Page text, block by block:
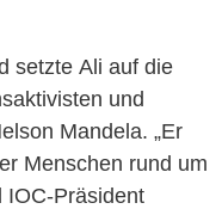
setzte Ali auf die
und
Mandela. „Er
Menschen rund um
IOC-Präsident